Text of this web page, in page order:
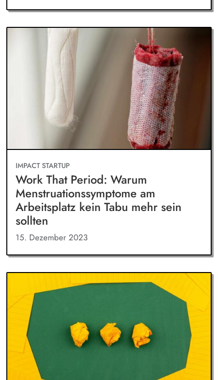
IMPACT STARTUP
Work That Period: Warum
Menstruationssymptome am
Arbeitsplatz kein Tabu mehr sein
sollten
15. Dezember 2023